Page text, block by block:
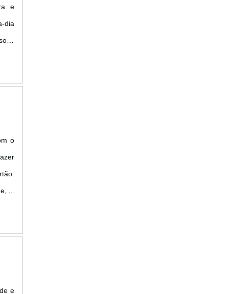
e
dia
de
o
o
....
e